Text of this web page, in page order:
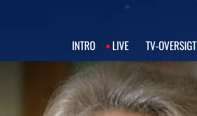
INTRO LIVE TV‑OVERSIGT